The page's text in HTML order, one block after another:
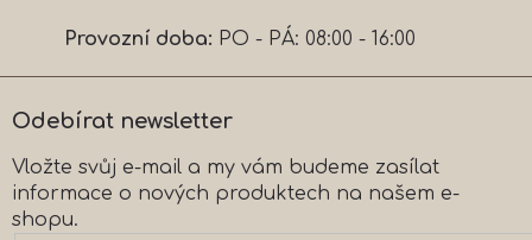
í
Provozní doba: PO - PÁ: 08:00 - 16:00
Odebírat newsletter
Vložte svůj e-mail a my vám budeme zasílat
informace o nových produktech na našem e-
shopu.